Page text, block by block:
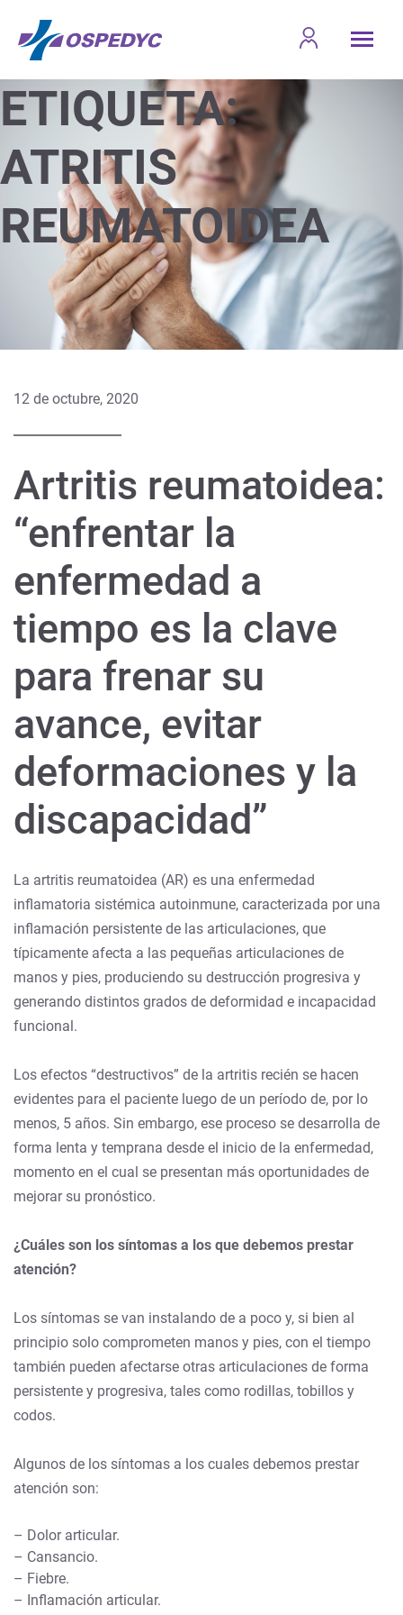
ETIQUETA:
ATRITIS
REUMATOIDEA
12 de octubre, 2020
Artritis reumatoidea:
“enfrentar la
enfermedad a
tiempo es la clave
para frenar su
avance, evitar
deformaciones y la
discapacidad”
La artritis reumatoidea (AR) es una enfermedad
inflamatoria sistémica autoinmune, caracterizada por una
inflamación persistente de las articulaciones, que
típicamente afecta a las pequeñas articulaciones de
manos y pies, produciendo su destrucción progresiva y
generando distintos grados de deformidad e incapacidad
funcional.
Los efectos “destructivos” de la artritis recién se hacen
evidentes para el paciente luego de un período de, por lo
menos, 5 años. Sin embargo, ese proceso se desarrolla de
forma lenta y temprana desde el inicio de la enfermedad,
momento en el cual se presentan más oportunidades de
mejorar su pronóstico.
¿Cuáles son los síntomas a los que debemos prestar
atención?
Los síntomas se van instalando de a poco y, si bien al
principio solo comprometen manos y pies, con el tiempo
también pueden afectarse otras articulaciones de forma
persistente y progresiva, tales como rodillas, tobillos y
codos.
Algunos de los síntomas a los cuales debemos prestar
atención son:
– Dolor articular.
– Cansancio.
– Fiebre.
– Inflamación articular.